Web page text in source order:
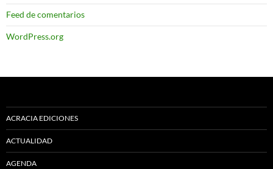
Feed de comentarios
WordPress.org
ACRACIA EDICIONES
ACTUALIDAD
AGENDA